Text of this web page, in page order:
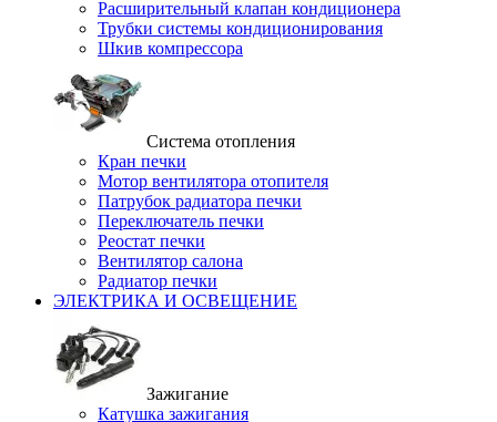
Расширительный клапан кондиционера
Трубки системы кондиционирования
Шкив компрессора
Система отопления
Кран печки
Мотор вентилятора отопителя
Патрубок радиатора печки
Переключатель печки
Реостат печки
Вентилятор салона
Радиатор печки
ЭЛЕКТРИКА И ОСВЕЩЕНИЕ
Зажигание
Катушка зажигания